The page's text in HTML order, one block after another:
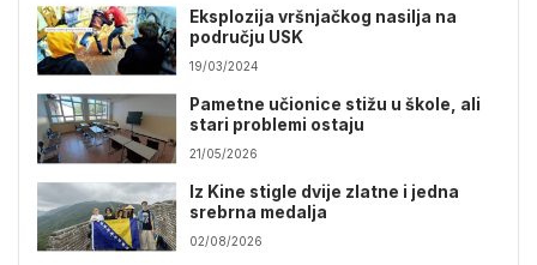
Eksplozija vršnjačkog nasilja na
području USK
19/03/2024
Pametne učionice stižu u škole, ali
stari problemi ostaju
21/05/2026
Iz Kine stigle dvije zlatne i jedna
srebrna medalja
02/08/2026